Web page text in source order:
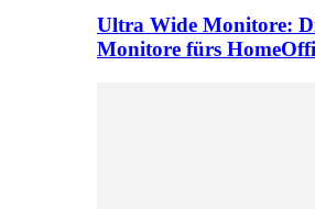
Ultra Wide Monitore:
Monitore fürs